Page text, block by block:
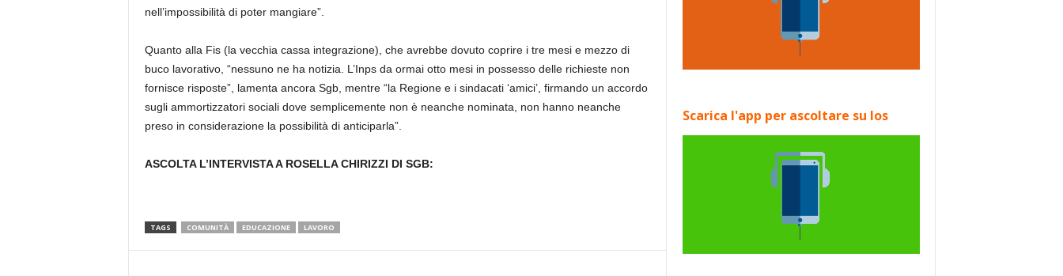
nell’impossibilità di poter mangiare”.
Quanto alla Fis (la vecchia cassa integrazione), che avrebbe dovuto coprire i tre mesi e mezzo di
buco lavorativo, “nessuno ne ha notizia. L’Inps da ormai otto mesi in possesso delle richieste non
fornisce risposte”, lamenta ancora Sgb, mentre “la Regione e i sindacati ‘amici’, firmando un accordo
sugli ammortizzatori sociali dove semplicemente non è neanche nominata, non hanno neanche
preso in considerazione la possibilità di anticiparla”.
ASCOLTA L’INTERVISTA A ROSELLA CHIRIZZI DI SGB:
TAGS COMUNITÀ EDUCAZIONE LAVORO
Scarica l'app per ascoltare su Ios